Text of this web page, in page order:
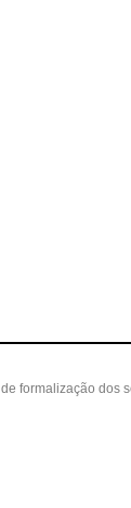
formalização dos